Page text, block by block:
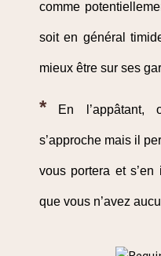
comme
soit en général
mieux être sur ses
* En l’appâtant,
s’approche mais il
vous portera et
que vous n’avez